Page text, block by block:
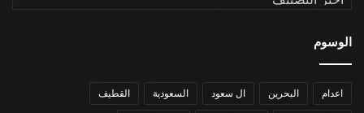
الوسوم
اعدام البحرين ال سعود السعودية القطيف